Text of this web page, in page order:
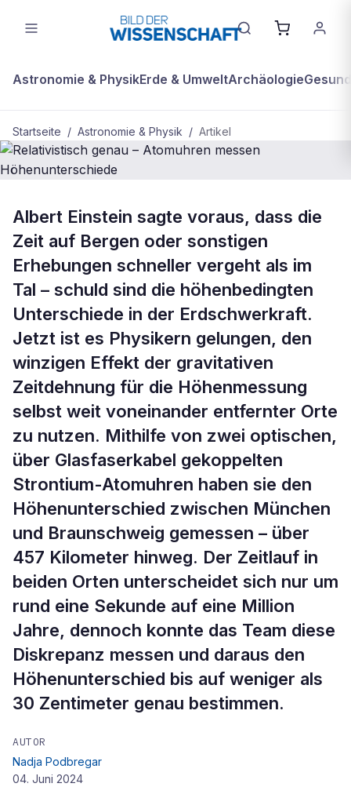
Astronomie & PhysikErde & UmweltArchäologie
Startseite / Astronomie & Physik / Artikel
ASTRONOMIE & PHYSIK
Relativistisch genau – Atomuhren
messen Höhenunterschiede
Albert Einstein sagte voraus, dass die
Zeit auf Bergen oder sonstigen
Erhebungen schneller vergeht als im
Tal – schuld sind die höhenbedingten
Unterschiede in der Erdschwerkraft.
Jetzt ist es Physikern gelungen, den
winzigen Effekt der gravitativen
Zeitdehnung für die Höhenmessung
selbst weit voneinander entfernter Orte
zu nutzen. Mithilfe von zwei optischen,
über Glasfaserkabel gekoppelten
Strontium-Atomuhren haben sie den
Höhenunterschied zwischen München
und Braunschweig gemessen – über
457 Kilometer hinweg. Der Zeitlauf in
beiden Orten unterscheidet sich nur um
rund eine Sekunde auf eine Million
Jahre, dennoch konnte das Team diese
Diskrepanz messen und daraus den
Höhenunterschied bis auf weniger als
30 Zentimeter genau bestimmen.
AUTOR
Nadja Podbregar
04. Juni 2024